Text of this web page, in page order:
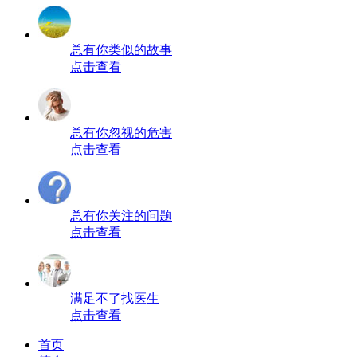
总有你类似的故事
点击查看
总有你忽视的危害
点击查看
总有你关注的问题
点击查看
满足不了找医生
点击查看
首页